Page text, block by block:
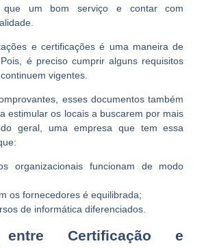
que um bom serviço e contar com
e certificações é uma maneira de
é preciso cumprir alguns requisitos
vigentes.
esses documentos também
estimular os locais a buscarem por mais
geral, uma empresa que tem essa
organizacionais funcionam de modo
os fornecedores é equilibrada;
de informática diferenciados.
entre Certificação e